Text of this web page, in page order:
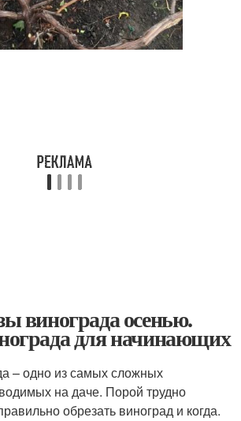
винограда осенью.
для начинающих
– одно из самых сложных
на даче. Порой трудно
обрезать виноград и когда.